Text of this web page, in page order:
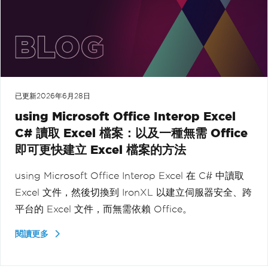
已更新2026年6月28日
using Microsoft Office Interop Excel
C# 讀取 Excel 檔案：以及一種無需 Office
即可更快建立 Excel 檔案的方法
using Microsoft Office Interop Excel 在 C# 中讀取
Excel 文件，然後切換到 IronXL 以建立伺服器安全、跨
平台的 Excel 文件，而無需依賴 Office。
閱讀更多